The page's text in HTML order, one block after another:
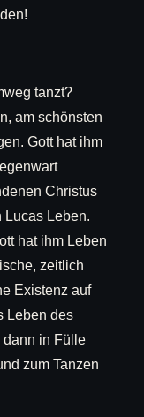
tanzt?
am schönsten
Gott hat ihm
Christus
Lucas Leben.
hat ihm Leben
zeitlich
Existenz auf
Leben des
dann in Fülle
zum Tanzen